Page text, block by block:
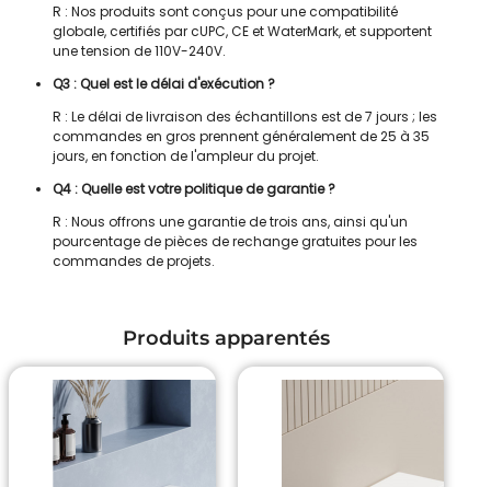
R : Nos produits sont conçus pour une compatibilité
globale, certifiés par cUPC, CE et WaterMark, et supportent
une tension de 110V-240V.
Q3 : Quel est le délai d'exécution ?
R : Le délai de livraison des échantillons est de 7 jours ; les
commandes en gros prennent généralement de 25 à 35
jours, en fonction de l'ampleur du projet.
Q4 : Quelle est votre politique de garantie ?
R : Nous offrons une garantie de trois ans, ainsi qu'un
pourcentage de pièces de rechange gratuites pour les
commandes de projets.
Produits apparentés